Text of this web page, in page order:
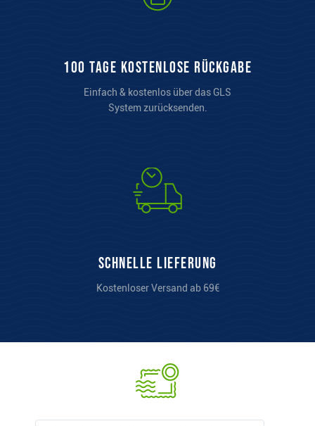
100 Tage kostenlose Rückgabe
Einfach & kostenlos über das GLS
System zurücksenden.
Schnelle Lieferung
Kostenloser Versand ab 69€